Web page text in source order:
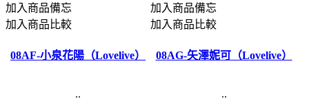
加入商品備忘
加入商品比較
08AF-小泉花陽（Lovelive）
..
加入商品備忘
加入商品比較
08AG-矢澤妮可（Lovelive）
..